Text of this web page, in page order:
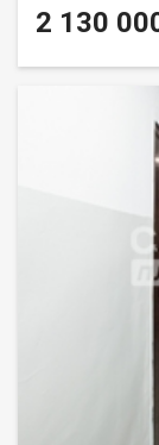
косметическим
стенах обои,с/у
2 130